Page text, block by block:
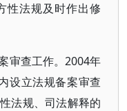
性法规及时作出修
审查工作。2004年
设立法规备案审查
法规、司法解释的